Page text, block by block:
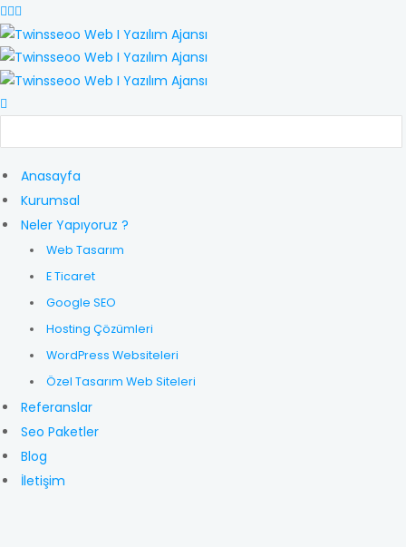
Anasayfa
Kurumsal
Neler Yapıyoruz ?
Web Tasarım
E Ticaret
Google SEO
Hosting Çözümleri
WordPress Websiteleri
Özel Tasarım Web Siteleri
Referanslar
Seo Paketler
Blog
İletişim